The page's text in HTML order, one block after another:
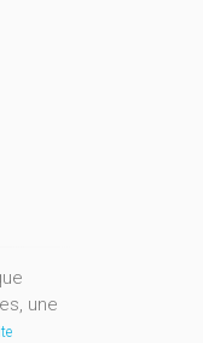
une